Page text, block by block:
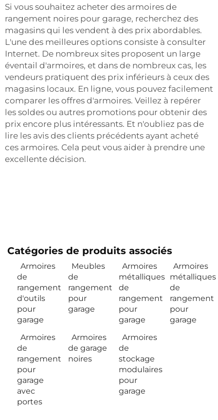
Si vous souhaitez acheter des armoires de
rangement noires pour garage, recherchez des
magasins qui les vendent à des prix abordables.
L'une des meilleures options consiste à consulter
Internet. De nombreux sites proposent un large
éventail d'armoires, et dans de nombreux cas, les
vendeurs pratiquent des prix inférieurs à ceux des
magasins locaux. En ligne, vous pouvez facilement
comparer les offres d'armoires. Veillez à repérer
les soldes ou autres promotions pour obtenir des
prix encore plus intéressants. Et n'oubliez pas de
lire les avis des clients précédents ayant acheté
ces armoires. Cela peut vous aider à prendre une
excellente décision.
Catégories de produits associés
Armoires
de
rangement
d'outils
pour
garage
Meubles
de
rangement
pour
garage
Armoires
métalliques
de
rangement
pour
garage
Armoires
métalliques
de
rangement
pour
garage
Armoires
de
rangement
pour
garage
avec
portes
Armoires
de garage
noires
Armoires
de
stockage
modulaires
pour
garage